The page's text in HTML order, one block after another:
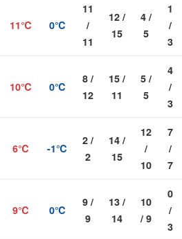
11℃ 0℃
11
/
11
12 /
15
4 /
5
1
/
3
10℃ 0℃
8 /
12
15 /
11
5 /
5
4
/
3
6℃ -1℃
2 /
2
14 /
15
12
/
10
7
/
7
9℃ 0℃
9 /
9
13 /
14
10
/ 9
0
/
3